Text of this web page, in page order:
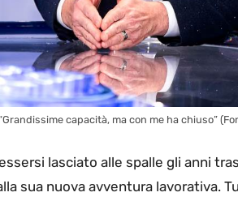
capacità, ma con me ha chiuso”
lasciato alle spalle gli anni
sua nuova avventura lavorativa.